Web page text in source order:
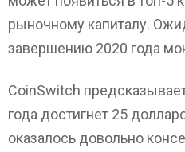
рыночному капиталу.
завершению 2020 года
CoinSwitch
года достигнет 25
оказалось довольно